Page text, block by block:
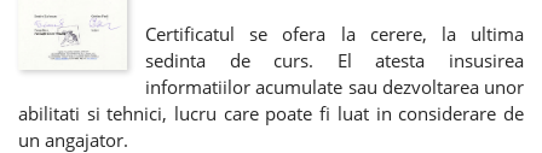
Certificatul se ofera la cerere, la ultima
sedinta de curs. El atesta insusirea
informatiilor acumulate sau dezvoltarea unor
abilitati si tehnici, lucru care poate fi luat in considerare de
un angajator.